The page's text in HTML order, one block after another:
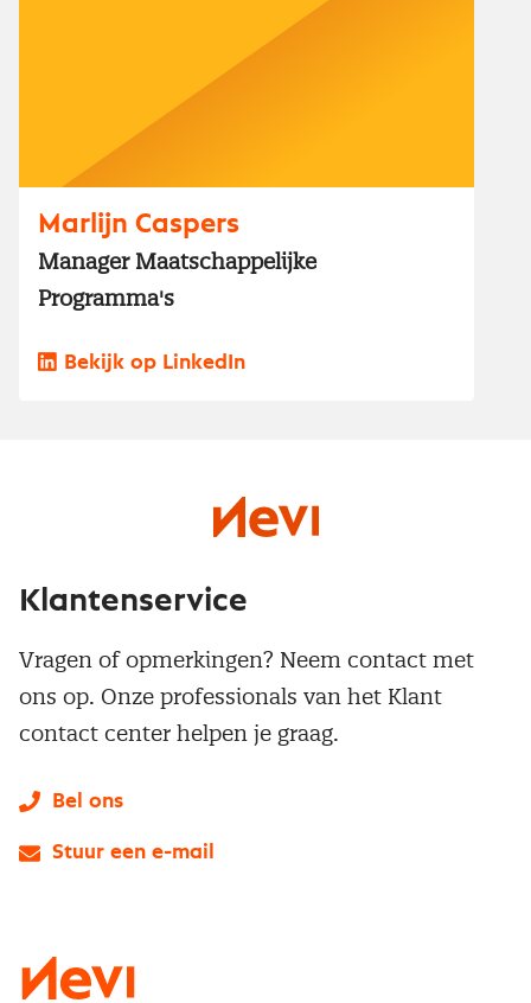
Marlijn Caspers
Manager Maatschappelijke
Programma's
Bekijk op LinkedIn
Klantenservice
Vragen of opmerkingen? Neem contact met
ons op. Onze professionals van het Klant
contact center helpen je graag.
Bel ons
Stuur een e-mail